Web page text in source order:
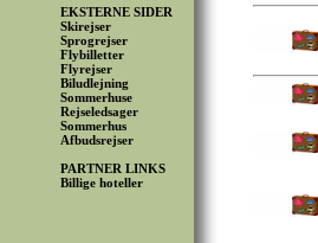
EKSTERNE SIDER
Skirejser
Sprogrejser
Flybilletter
Flyrejser
Biludlejning
Sommerhuse
Rejseledsager
Sommerhus
Afbudsrejser
PARTNER LINKS
Billige hoteller